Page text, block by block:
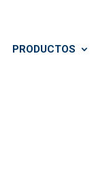
PRODUCTOS